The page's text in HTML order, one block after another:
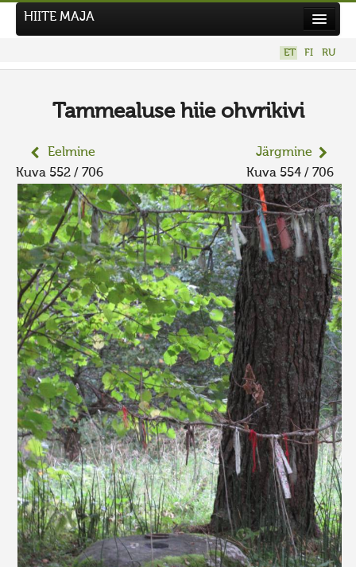
Tööd
Tegutse
Kuvavõistlused
UUS KUVAVÕISTLUS
Hiite kuvavõistlus 2026
VANEMAD KUVAVÕISTLUSED
Kontakt
HIITE MAJA
ET FI RU
Tammealuse hiie ohvrikivi
Eelmine
Kuva 552 / 706
Järgmine
Kuva 554 / 706